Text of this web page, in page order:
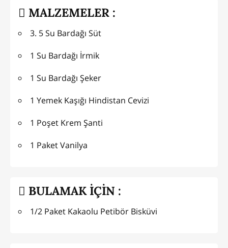
MALZEMELER :
3. 5 Su Bardağı Süt
1 Su Bardağı İrmik
1 Su Bardağı Şeker
1 Yemek Kaşığı Hindistan Cevizi
1 Poşet Krem Şanti
1 Paket Vanilya
BULAMAK İÇİN :
1/2 Paket Kakaolu Petibör Bisküvi